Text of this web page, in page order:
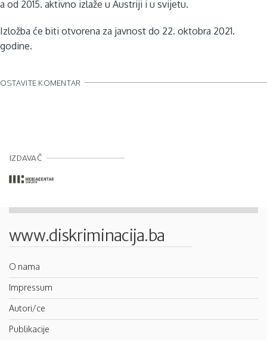
a od 2015. aktivno izlaže u Austriji i u svijetu.
Izložba će biti otvorena za javnost do 22. oktobra 2021.
godine.
OSTAVITE KOMENTAR
IZDAVAČ
www.diskriminacija.ba
O nama
Impressum
Autori/ce
Publikacije